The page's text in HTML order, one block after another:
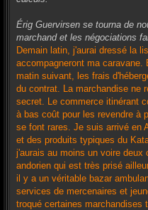
Érig Guervirsen se tourna de
marchand et les négociations
Demain latin, j'aurai dressé la
accompagneront ma caravane.
matin suivant, les frais
du contrat. La marchandise ne
secret. Le commerce itinérant
à bas coût pour les revendre à
se font rares. Je suis arrivé en
et des produits typiques du
j'aurais au moins un voire
andorien qui est très prisé
il y a un véritable bazar
services de mercenaires et
troqué certaines marchandises